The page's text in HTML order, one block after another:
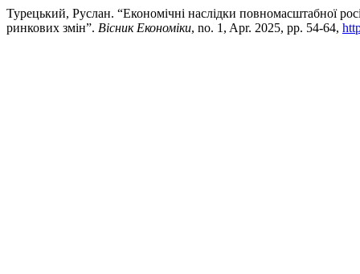
Турецький, Руслан. “Економічні наслідки повномасштабної
ринкових змін”. Вісник Економіки, no. 1, Apr. 2025, pp. 54-64,